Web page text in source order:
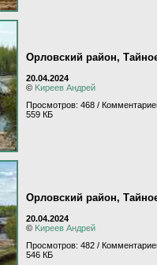
Орловский район,
20.04.2024
© Kиpeeв Aндpeй
Просмотров: 468 /
559 КБ
Орловский район,
20.04.2024
© Kиpeeв Aндpeй
Просмотров: 482 /
546 КБ